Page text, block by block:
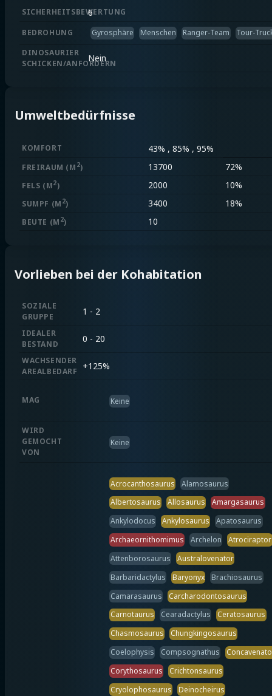
SICHERHEITSBEWERTUNG
6
BEDROHUNG Gyrosphäre Menschen Ranger-Team
Tour-
DINOSAURIER
SCHICKEN/ANFORDERN
Nein
Umweltbedürfnisse
KOMFORT 43% , 85% , 95%
FREIRAUM (M 2) 13700 72%
FELS (M2) 2000 10%
SUMPF (M 2) 3400 18%
BEUTE (M 2) 10
Vorlieben bei der Kohabitation
SOZIALE
GRUPPE
1 - 2
IDEALER
BESTAND
0 - 20
WACHSENDER
AREALBEDARF
+125%
MAG Keine
WIRD
GEMOCHT
VON
Keine
Acrocanthosaurus
Alamosaurus
Albertosaurus
Allosaurus
Amargasaurus
Ankylodocus
Ankylosaurus
Apatosaurus
Archaeornithomimus
Archelon
Atrociraptor
Attenborosaurus
Australovenator
Barbaridactylus
Baryonyx
Brachiosaurus
Camarasaurus
Carcharodontosaurus
Carnotaurus
Cearadactylus
Ceratosaurus
Chasmosaurus
Chungkingosaurus
Coelophysis
Compsognathus
Corythosaurus
Crichtonsaurus
Cryolophosaurus
Deinocheirus